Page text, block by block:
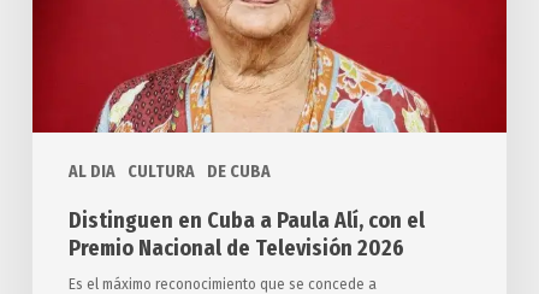
AL DIA CULTURA DE CUBA
Televisión
Distinguen en Cuba a Paula Alí, con el
Premio Nacional de Televisión 2026
Es el máximo reconocimiento que se concede a